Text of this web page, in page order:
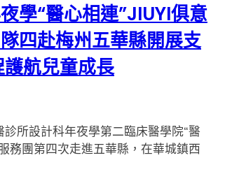
學“醫心相連”JIUYI俱意
四赴梅州五華縣開展支
航兒童成長
所設計科年夜學第二臨床醫學院“醫
務團第四次走進五華縣，在華城鎮西